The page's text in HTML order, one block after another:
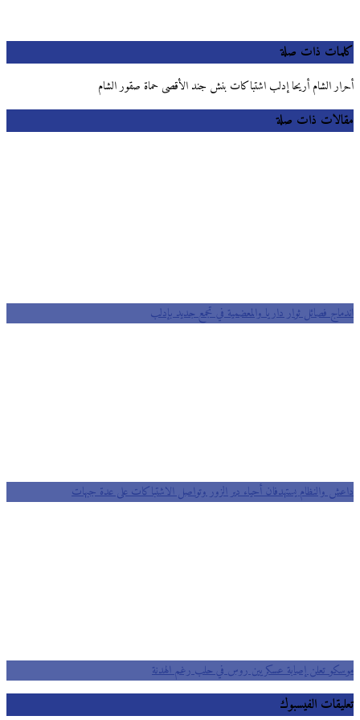
كلمات ذات صلة
أحرار الشام أريحا إدلب اشتباكات بنش جند الأقصى حماة صقور الشام
مقالات ذات صلة
اندماج فصائل ثوار داريا والمعضمية في تجمع جديد بإدلب
داعش والنظام يستهدفان أحياء دير الزور وتواصل الاشتباكات على عدة جبهات
موسكو تعلن إصابة عسكريين روس في حلب رغم الهدنة
تعليقات الفيسبوك